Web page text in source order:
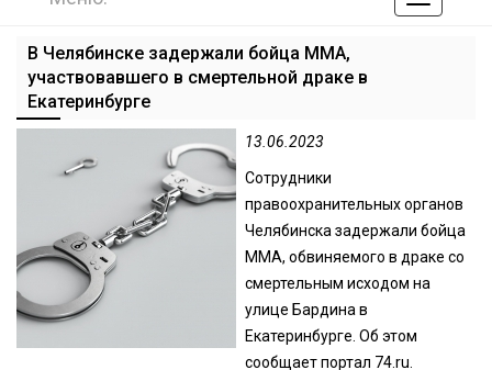
по
В Челябинске задержали бойца MMA,
участвовавшего в смертельной драке в
Екатеринбурге
13.06.2023
Сотрудники
правоохранительных органов
Челябинска задержали бойца
ММА, обвиняемого в драке со
смертельным исходом на
улице Бардина в
Екатеринбурге. Об этом
сообщает портал 74.ru.